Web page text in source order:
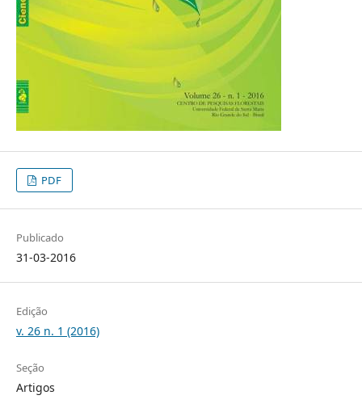
PDF
Publicado
31-03-2016
Edição
v. 26 n. 1 (2016)
Seção
Artigos